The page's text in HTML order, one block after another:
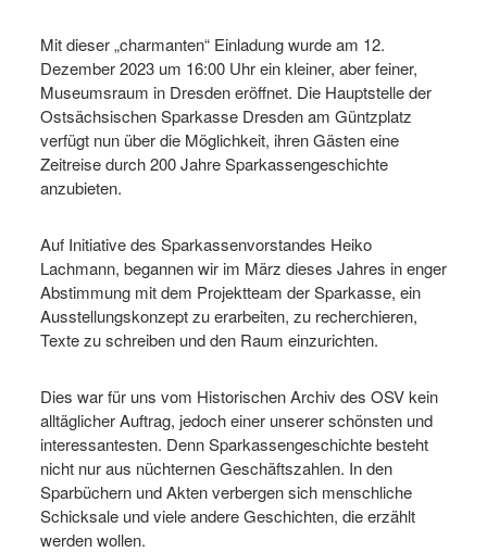
Mit dieser „charmanten“ Einladung wurde am 12.
Dezember 2023 um 16:00 Uhr ein kleiner, aber feiner,
Museumsraum in Dresden eröffnet. Die Hauptstelle der
Ostsächsischen Sparkasse Dresden am Güntzplatz
verfügt nun über die Möglichkeit, ihren Gästen eine
Zeitreise durch 200 Jahre Sparkassengeschichte
anzubieten.
Auf Initiative des Sparkassenvorstandes Heiko
Lachmann, begannen wir im März dieses Jahres in enger
Abstimmung mit dem Projektteam der Sparkasse, ein
Ausstellungskonzept zu erarbeiten, zu recherchieren,
Texte zu schreiben und den Raum einzurichten.
Dies war für uns vom Historischen Archiv des OSV kein
alltäglicher Auftrag, jedoch einer unserer schönsten und
interessantesten. Denn Sparkassengeschichte besteht
nicht nur aus nüchternen Geschäftszahlen. In den
Sparbüchern und Akten verbergen sich menschliche
Schicksale und viele andere Geschichten, die erzählt
werden wollen.